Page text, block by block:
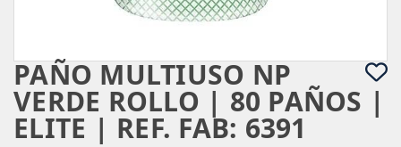
PAÑO MULTIUSO NP
VERDE ROLLO | 80 PAÑOS |
ELITE | REF. FAB: 6391